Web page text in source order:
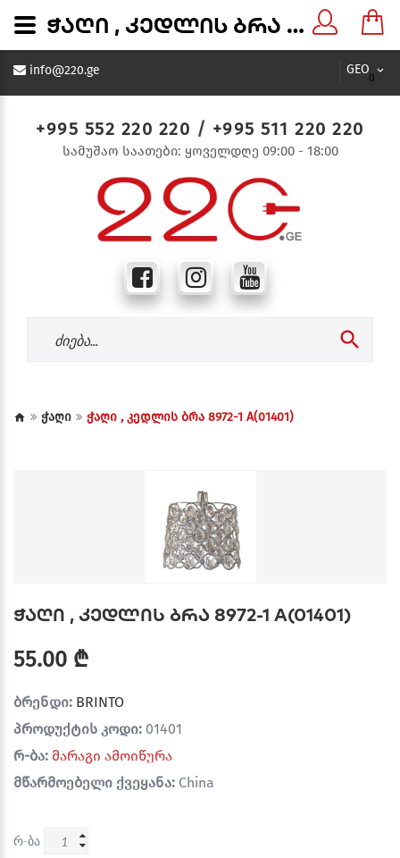
GEO
0
info@220.ge
+995 552 220 220 / +995 511 220 220
სამუშაო საათები: ყოველდღე 09:00 - 18:00
ჭაღი ჭაღი , კედლის ბრა 8972-1 A(01401)
ჭაღი , კედლის ბრა 8972-1 A(01401)
55.00 ₾
ბრენდი: BRINTO
პროდუქტის კოდი: 01401
რ-ბა: მარაგი ამოიწურა
მწარმოებელი ქვეყანა: China
რ-ბა
ჭაღი , კედლის ბრა 8972-1 A(01401) - 220.ge